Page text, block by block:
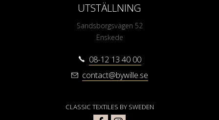
UTSTÄLLNING
Sandsborgsvägen 52
Enskede
08-12 13 40 00
contact@bywille.se
CLASSIC TEXTILES BY SWEDEN